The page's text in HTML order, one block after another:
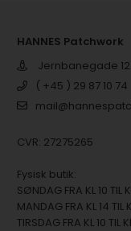
HANNES Patchwork
Jernbanegade
( +45 ) 29 87 10 74
CVR: 27275265
Fysisk butik:
SØNDAG FRA KL 10 TIL
MANDAG FRA KL 14 TIL
TIRSDAG FRA KL 10 TIL